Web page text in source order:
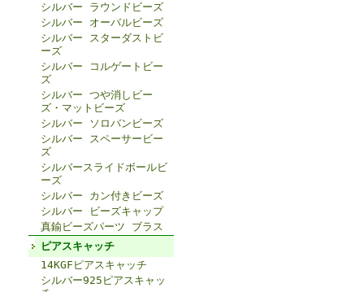
シルバー ラウンドビーズ
シルバー オーバルビーズ
シルバー スターダストビ
ーズ
シルバー コルゲートビー
ズ
シルバー つや消しビー
ズ・マットビーズ
シルバー ソロバンビーズ
シルバー スペーサービー
ズ
シルバースライドボールビ
ーズ
シルバー カン付きビーズ
シルバー ビーズキャップ
真鍮ビーズパーツ ブラス
ピアスキャッチ
14KGFピアスキャッチ
シルバー925ピアスキャッ